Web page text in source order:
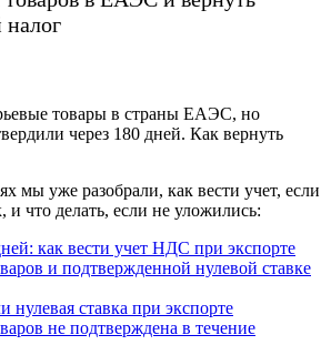
товары в страны ЕАЭС, но
через 180 дней. Как вернуть
мы уже разобрали, как вести учет, если
что делать, если не уложились:
как вести учет НДС при экспорте
и подтвержденной нулевой ставке
нулевая ставка при экспорте
не подтверждена в течение